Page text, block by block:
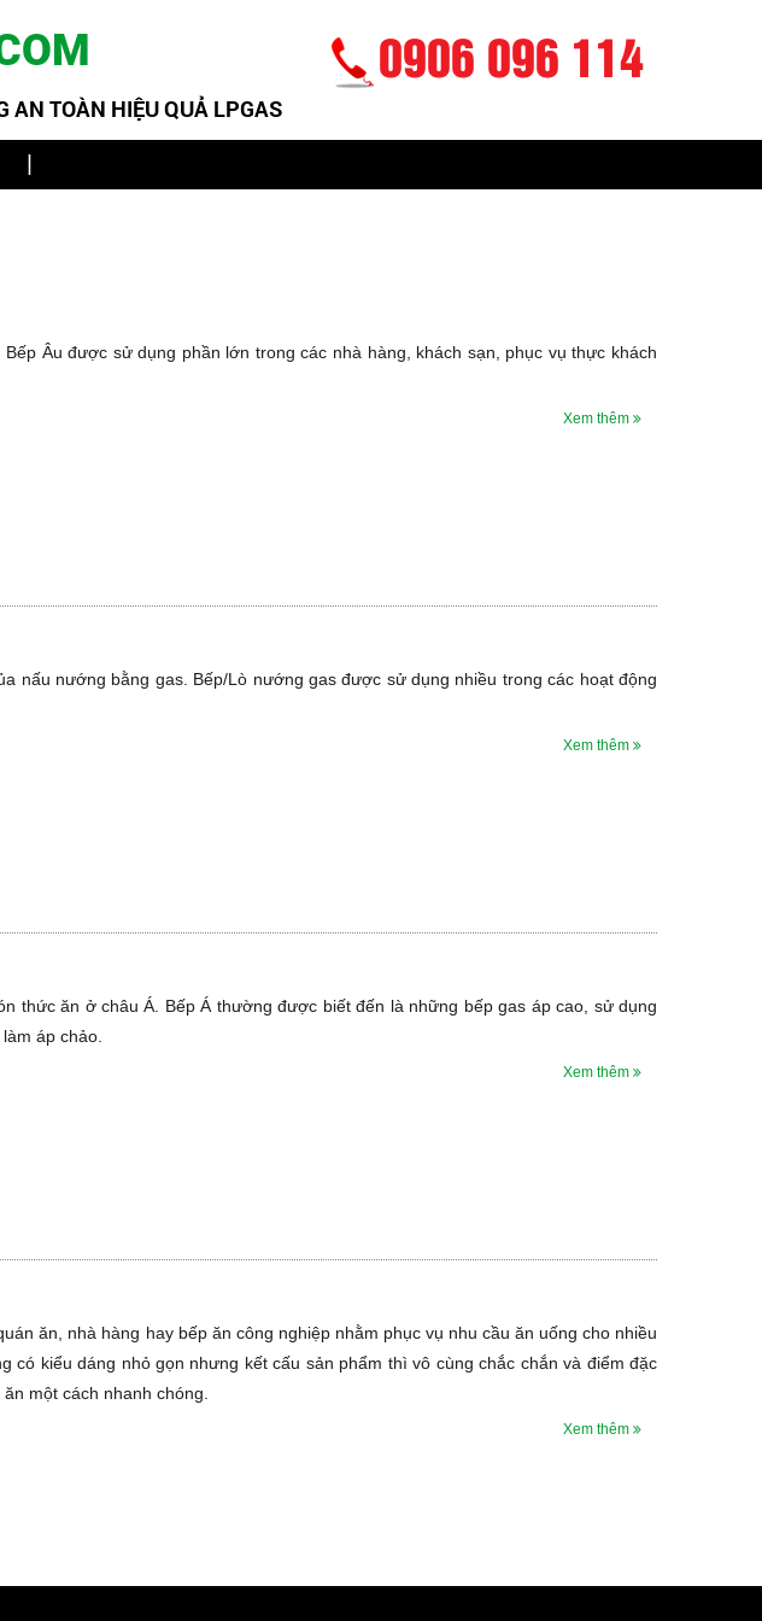
AN TOÀN HIỆU QUẢ LPGAS
0906 096 114
Âu được sử dụng phần lớn trong các nhà hàng, khách sạn, phục vụ thực khách
Xem thêm
nấu nướng bằng gas. Bếp/Lò nướng gas được sử dụng nhiều trong các hoạt động
Xem thêm
thức ăn ở châu Á. Bếp Á thường được biết đến là những bếp gas áp cao, sử dụng
áp chảo.
Xem thêm
ăn, nhà hàng hay bếp ăn công nghiệp nhằm phục vụ nhu cầu ăn uống cho nhiều
có kiểu dáng nhỏ gọn nhưng kết cấu sản phẩm thì vô cùng chắc chắn và điểm đặc
một cách nhanh chóng.
Xem thêm